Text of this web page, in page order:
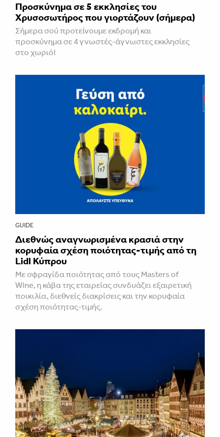
Προσκύνημα σε 5 εκκλησίες του
Χρυσοσωτήρος που γιορτάζουν (σήμερα)
Σήμερα σού προτείνουμε εκδρομή και
προσκύνημα σε 4 γνωστές-άγνωστες εκκλησίες
στο χωριό!
GUIDE
Διεθνώς αναγνωρισμένα κρασιά στην
κορυφαία σχέση ποιότητας-τιμής από τη
Lidl Κύπρου
Με σφραγίδα ποιότητας από τους Masters of
Wine, η κάβα της εταιρείας συνδυάζει εξαιρετική
ποικιλία, διεθνείς διακρίσεις και την κορυφαία
σχέση ποιότητας-τιμής.